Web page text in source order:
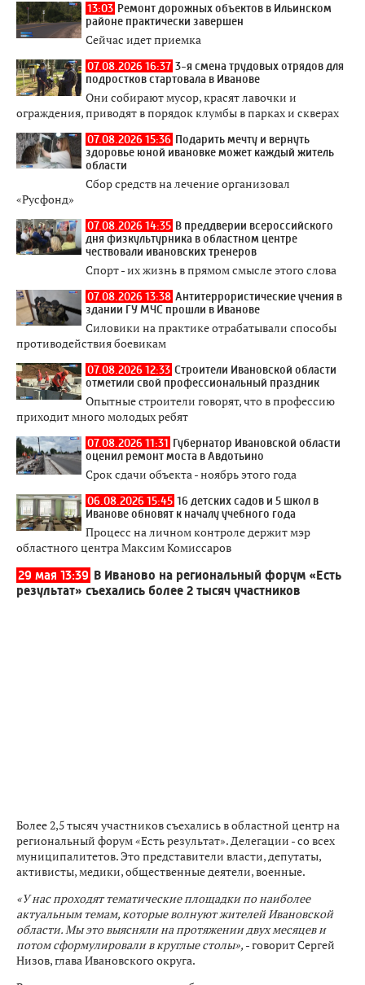
13:03 Ремонт дорожных объектов в Ильинском
районе практически завершен
Сейчас идет приемка
07.08.2026 16:37 3-я смена трудовых отрядов для
подростков стартовала в Иванове
Они собирают мусор, красят лавочки и
ограждения, приводят в порядок клумбы в парках и скверах
07.08.2026 15:36 Подарить мечту и вернуть
здоровье юной ивановке может каждый житель
области
Сбор средств на лечение организовал
«Русфонд»
07.08.2026 14:35 В преддверии всероссийского
дня физкультурника в областном центре
чествовали ивановских тренеров
Спорт - их жизнь в прямом смысле этого слова
07.08.2026 13:38 Антитеррористические учения в
здании ГУ МЧС прошли в Иванове
Силовики на практике отрабатывали способы
противодействия боевикам
07.08.2026 12:33 Строители Ивановской области
отметили свой профессиональный праздник
Опытные строители говорят, что в профессию
приходит много молодых ребят
07.08.2026 11:31 Губернатор Ивановской области
оценил ремонт моста в Авдотьино
Срок сдачи объекта - ноябрь этого года
06.08.2026 15:45 16 детских садов и 5 школ в
Иванове обновят к началу учебного года
Процесс на личном контроле держит мэр
областного центра Максим Комиссаров
29 мая 13:39 В Иваново на региональный форум «Есть
результат» съехались более 2 тысяч участников
Более 2,5 тысяч участников съехались в областной центр на
региональный форум «Есть результат». Делегации - со всех
муниципалитетов. Это представители власти, депутаты,
активисты, медики, общественные деятели, военные.
«У нас проходят тематические площадки по наиболее
актуальным темам, которые волнуют жителей Ивановской
области. Мы это выясняли на протяжении двух месяцев и
потом сформулировали в круглые столы», - говорит Сергей
Низов, глава Ивановского округа.